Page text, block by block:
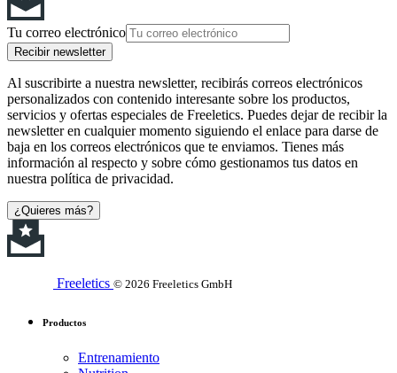
Tu correo electrónico
Recibir newsletter
Al suscribirte a nuestra newsletter, recibirás correos electrónicos
personalizados con contenido interesante sobre los productos,
servicios y ofertas especiales de Freeletics. Puedes dejar de recibir la
newsletter en cualquier momento siguiendo el enlace para darse de
baja en los correos electrónicos que te enviamos. Tienes más
información al respecto y sobre cómo gestionamos tus datos en
nuestra política de privacidad.
¿Quieres más?
Freeletics © 2026 Freeletics GmbH
Productos
Entrenamiento